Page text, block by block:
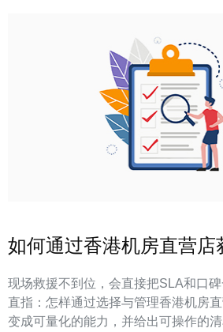
如何通过香港机房直营店
现场救援不到位，会直接把SLA和口
直指：怎样通过选择与管理香港机房直
变成可量化的能力，并给出可操作的清单